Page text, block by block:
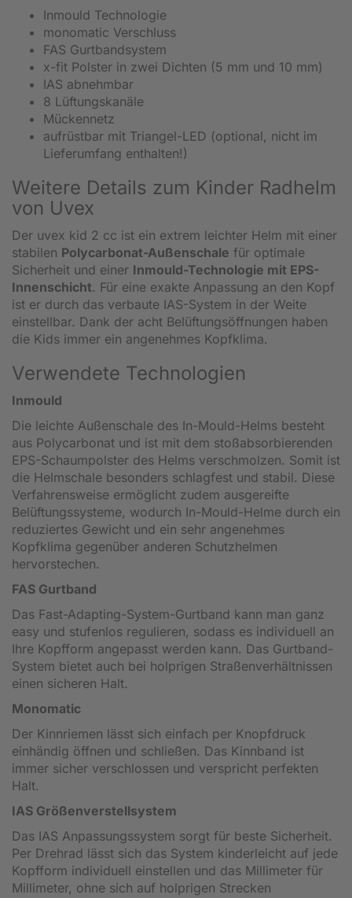
Inmould Technologie
monomatic Verschluss
FAS Gurtbandsystem
x-fit Polster in zwei Dichten (5 mm und 10 mm)
IAS abnehmbar
8 Lüftungskanäle
Mückennetz
aufrüstbar mit Triangel-LED (optional, nicht im
Lieferumfang enthalten!)
Weitere Details zum Kinder Radhelm
von Uvex
Der uvex kid 2 cc ist ein extrem leichter Helm mit einer
stabilen Polycarbonat-Außenschale für optimale
Sicherheit und einer Inmould-Technologie mit EPS-
Innenschicht. Für eine exakte Anpassung an den Kopf
ist er durch das verbaute IAS-System in der Weite
einstellbar. Dank der acht Belüftungsöffnungen haben
die Kids immer ein angenehmes Kopfklima.
Verwendete Technologien
Inmould
Die leichte Außenschale des In-Mould-Helms besteht
aus Polycarbonat und ist mit dem stoßabsorbierenden
EPS-Schaumpolster des Helms verschmolzen. Somit ist
die Helmschale besonders schlagfest und stabil. Diese
Verfahrensweise ermöglicht zudem ausgereifte
Belüftungssysteme, wodurch In-Mould-Helme durch ein
reduziertes Gewicht und ein sehr angenehmes
Kopfklima gegenüber anderen Schutzhelmen
hervorstechen.
FAS Gurtband
Das Fast-Adapting-System-Gurtband kann man ganz
easy und stufenlos regulieren, sodass es individuell an
Ihre Kopfform angepasst werden kann. Das Gurtband-
System bietet auch bei holprigen Straßenverhältnissen
einen sicheren Halt.
Monomatic
Der Kinnriemen lässt sich einfach per Knopfdruck
einhändig öffnen und schließen. Das Kinnband ist
immer sicher verschlossen und verspricht perfekten
Halt.
IAS Größenverstellsystem
Das IAS Anpassungssystem sorgt für beste Sicherheit.
Per Drehrad lässt sich das System kinderleicht auf jede
Kopfform individuell einstellen und das Millimeter für
Millimeter, ohne sich auf holprigen Strecken